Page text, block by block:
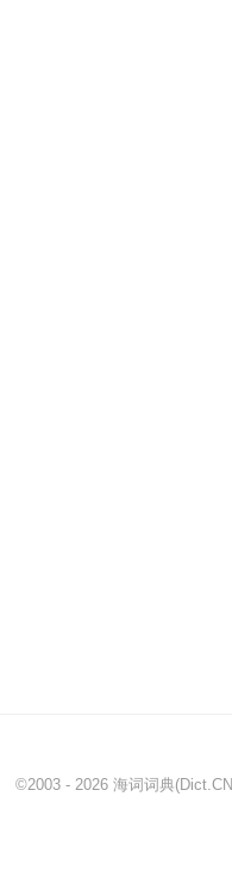
©2003 - 2026 海词词典